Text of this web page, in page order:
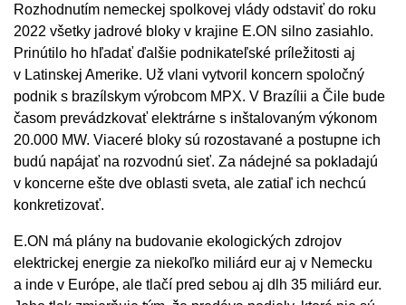
Rozhodnutím nemeckej spolkovej vlády odstaviť do roku
2022 všetky jadrové bloky v krajine E.ON silno zasiahlo.
Prinútilo ho hľadať ďalšie podnikateľské príležitosti aj
v Latinskej Amerike. Už vlani vytvoril koncern spoločný
podnik s brazílskym výrobcom MPX. V Brazílii a Čile bude
časom prevádzkovať elektrárne s inštalovaným výkonom
20.000 MW. Viaceré bloky sú rozostavané a postupne ich
budú napájať na rozvodnú sieť. Za nádejné sa pokladajú
v koncerne ešte dve oblasti sveta, ale zatiaľ ich nechcú
konkretizovať.
E.ON má plány na budovanie ekologických zdrojov
elektrickej energie za niekoľko miliárd eur aj v Nemecku
a inde v Európe, ale tlačí pred sebou aj dlh 35 miliárd eur.